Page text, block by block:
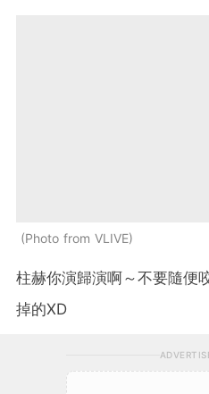
Photo from VLIVE
柱赫你演歸演啊～不要隨便
掉的XD